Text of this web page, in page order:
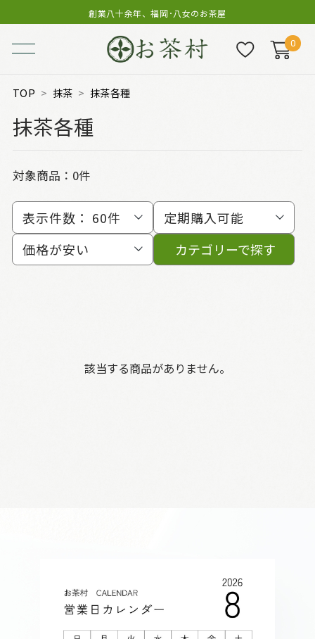
創業八十余年、福岡･八女のお茶屋
0
TOP 抹茶 抹茶各種
抹茶各種
対象商品：0件
表示件数： 60件
定期購入可能
価格が安い
カテゴリーで探す
該当する商品がありません。